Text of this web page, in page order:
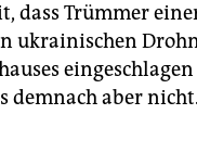
dass Trümmer
ukrainischen
eingeschlagen
demnach aber nicht.